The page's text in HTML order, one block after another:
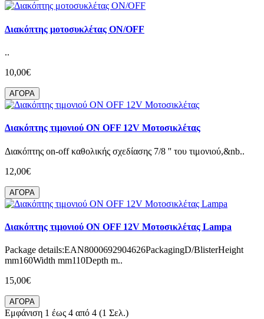
Διακόπτης μοτοσυκλέτας ON/OFF
..
10,00€
ΑΓΟΡΑ
Διακόπτης τιμονιού ON OFF 12V Μοτοσικλέτας
Διακόπτης on-off καθολικής σχεδίασης 7/8 '' του τιμονιού,&nb..
12,00€
ΑΓΟΡΑ
Διακόπτης τιμονιού ON OFF 12V Μοτοσικλέτας Lampa
Package details:EAN8000692904626PackagingD/BlisterHeight
mm160Width mm110Depth m..
15,00€
ΑΓΟΡΑ
Εμφάνιση 1 έως 4 από 4 (1 Σελ.)